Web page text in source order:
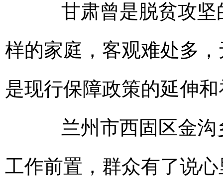
甘肃曾是脱贫攻坚
样的家庭，客观难处多
是现行保障政策的延伸
兰州市西固区金沟
工作前置，群众有了说